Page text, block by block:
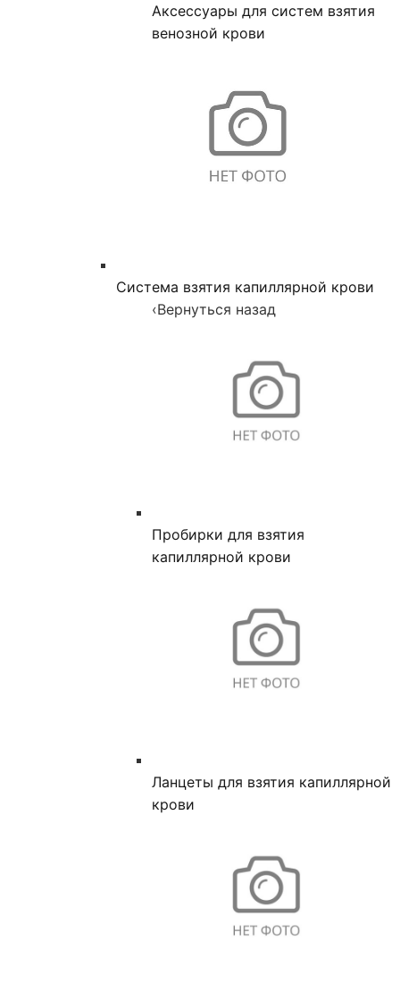
Аксессуары для систем взятия
венозной крови
Система взятия капиллярной крови
‹Вернуться назад
Пробирки для взятия
капиллярной крови
Ланцеты для взятия капиллярной
крови